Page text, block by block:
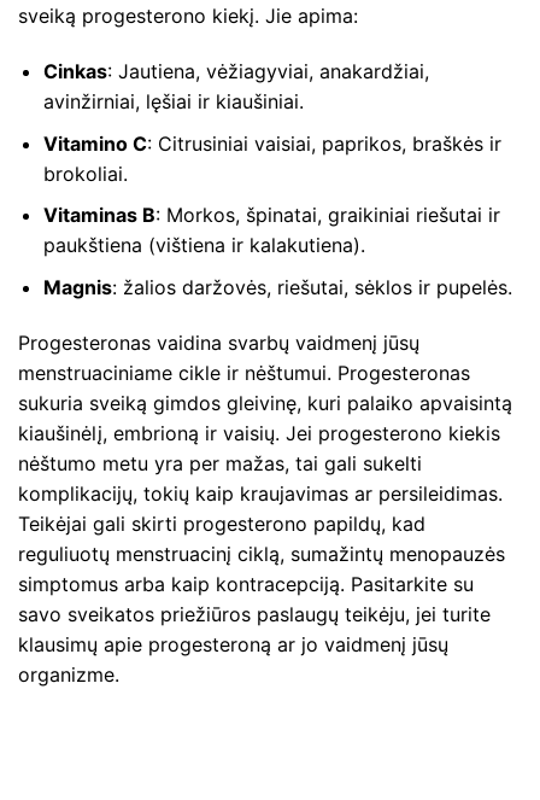
sveiką progesterono kiekį. Jie apima:
Cinkas: Jautiena, vėžiagyviai, anakardžiai,
avinžirniai, lęšiai ir kiaušiniai.
Vitamino C: Citrusiniai vaisiai, paprikos, braškės ir
brokoliai.
Vitaminas B: Morkos, špinatai, graikiniai riešutai ir
paukštiena (vištiena ir kalakutiena).
Magnis: žalios daržovės, riešutai, sėklos ir pupelės.
Progesteronas vaidina svarbų vaidmenį jūsų
menstruaciniame cikle ir nėštumui. Progesteronas
sukuria sveiką gimdos gleivinę, kuri palaiko apvaisintą
kiaušinėlį, embrioną ir vaisių. Jei progesterono kiekis
nėštumo metu yra per mažas, tai gali sukelti
komplikacijų, tokių kaip kraujavimas ar persileidimas.
Teikėjai gali skirti progesterono papildų, kad
reguliuotų menstruacinį ciklą, sumažintų menopauzės
simptomus arba kaip kontracepciją. Pasitarkite su
savo sveikatos priežiūros paslaugų teikėju, jei turite
klausimų apie progesteroną ar jo vaidmenį jūsų
organizme.